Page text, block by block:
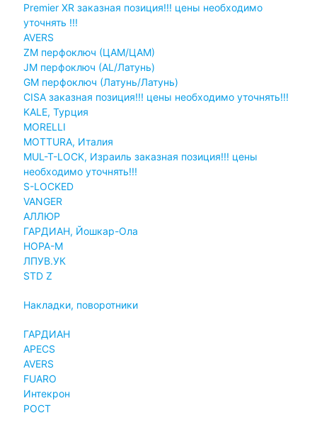
Premier XR заказная позиция!!! цены необходимо
уточнять !!!
AVERS
ZM перфоключ (ЦАМ/ЦАМ)
JМ перфоключ (АL/Латунь)
GM перфоключ (Латунь/Латунь)
CISA заказная позиция!!! цены необходимо уточнять!!!
KALE, Турция
MORELLI
MOTTURA, Италия
MUL-T-LOCK, Израиль заказная позиция!!! цены
необходимо уточнять!!!
S-LOCKED
VANGER
АЛЛЮР
ГАРДИАН, Йошкар-Ола
НОРА-М
ЛПУВ.УК
STD Z
Накладки, поворотники
ГАРДИАН
APECS
AVERS
FUARO
Интекрон
РОСТ